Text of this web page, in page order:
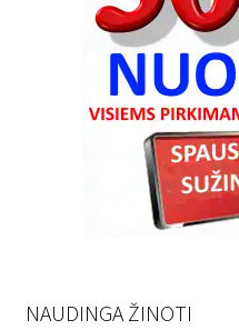
NAUDINGA ŽINOTI